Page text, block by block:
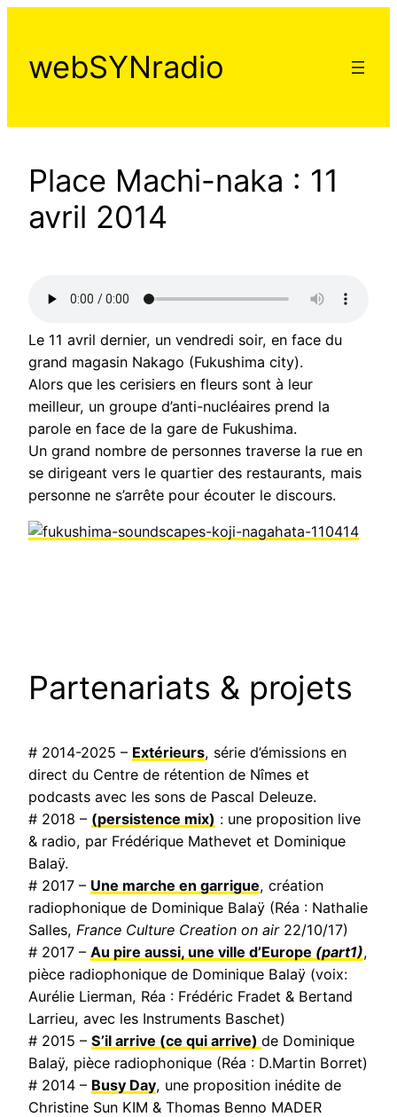
contenu
webSYNradio
Place Machi-naka : 11
avril 2014
Le 11 avril dernier, un vendredi soir, en face du
grand magasin Nakago (Fukushima city).
Alors que les cerisiers en fleurs sont à leur
meilleur, un groupe d’anti-nucléaires prend la
parole en face de la gare de Fukushima.
Un grand nombre de personnes traverse la rue en
se dirigeant vers le quartier des restaurants, mais
personne ne s’arrête pour écouter le discours.
Partenariats & projets
# 2014-2025 – Extérieurs, série d’émissions en
direct du Centre de rétention de Nîmes et
podcasts avec les sons de Pascal Deleuze.
# 2018 – (persistence mix) : une proposition live
& radio, par Frédérique Mathevet et Dominique
Balaÿ.
# 2017 – Une marche en garrigue, création
radiophonique de Dominique Balaÿ (Réa : Nathalie
Salles, France Culture Creation on air22/10/17)
# 2017 – Au pire aussi, une ville d’Europe (part1),
pièce radiophonique de Dominique Balaÿ (voix:
Aurélie Lierman, Réa : Frédéric Fradet & Bertand
Larrieu, avec les Instruments Baschet)
# 2015 – S’il arrive (ce qui arrive) de Dominique
Balaÿ, pièce radiophonique (Réa : D.Martin Borret)
# 2014 – Busy Day, une proposition inédite de
Christine Sun KIM & Thomas Benno MADER